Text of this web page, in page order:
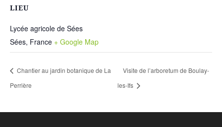
LIEU
Lycée agricole de Sées
Sées, France + Google Map
Chantier au jardin botanique de La
Perrière
Visite de l’arboretum de Boulay-
les-Ifs